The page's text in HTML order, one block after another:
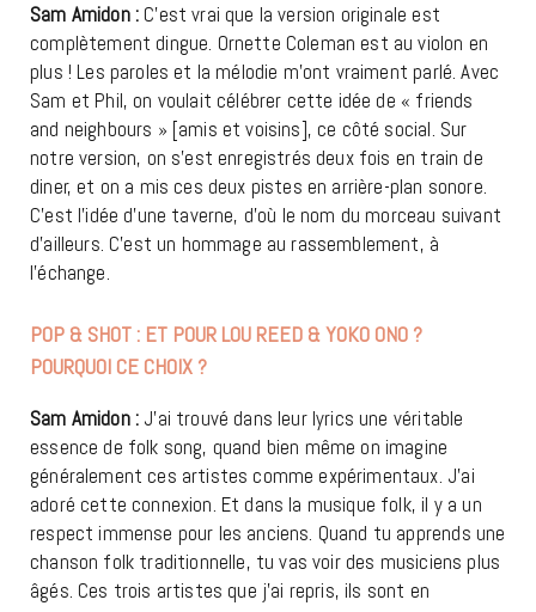
Sam Amidon : C’est vrai que la version originale est
complètement dingue. Ornette Coleman est au violon en
plus ! Les paroles et la mélodie m’ont vraiment parlé. Avec
Sam et Phil, on voulait célébrer cette idée de « friends
and neighbours » [amis et voisins], ce côté social. Sur
notre version, on s’est enregistrés deux fois en train de
diner, et on a mis ces deux pistes en arrière-plan sonore.
C’est l’idée d’une taverne, d’où le nom du morceau suivant
d’ailleurs. C’est un hommage au rassemblement, à
l’échange.
POP & SHOT : ET POUR LOU REED & YOKO ONO ?
POURQUOI CE CHOIX ?
Sam Amidon : J’ai trouvé dans leur lyrics une véritable
essence de folk song, quand bien même on imagine
généralement ces artistes comme expérimentaux. J’ai
adoré cette connexion. Et dans la musique folk, il y a un
respect immense pour les anciens. Quand tu apprends une
chanson folk traditionnelle, tu vas voir des musiciens plus
âgés. Ces trois artistes que j’ai repris, ils sont en